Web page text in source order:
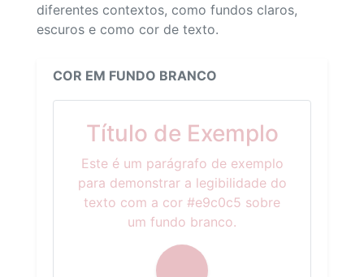
diferentes contextos, como fundos claros,
escuros e como cor de texto.
COR EM FUNDO BRANCO
Título de Exemplo
Este é um parágrafo de exemplo
para demonstrar a legibilidade do
texto com a cor #e9c0c5 sobre
um fundo branco.